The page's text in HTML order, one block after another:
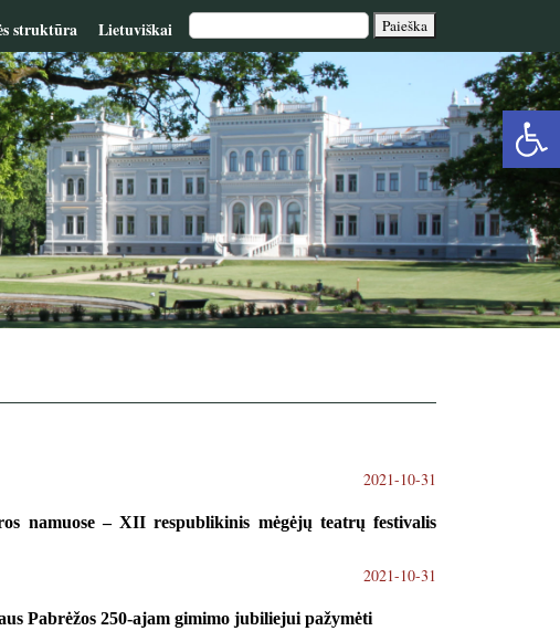
struktūra Lietuviškai
2021-10-31
namuose – XII respublikinis mėgėjų teatrų festivalis
2021-10-31
Pabrėžos 250-ajam gimimo jubiliejui pažymėti